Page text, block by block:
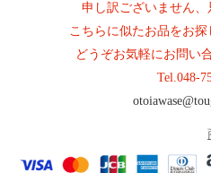
申し訳ございません、
こちらに似たお品をお探
どうぞお気軽にお問い
Tel.048-